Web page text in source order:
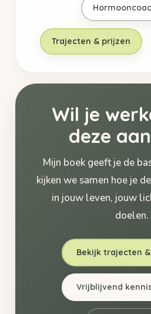
Trajecten & prijzen
Wil je
deze
Mijn boek geeft je de
kijken we samen hoe je
in jouw leven, jouw
doelen.
Bekijk trajecten
Vrijblijvend